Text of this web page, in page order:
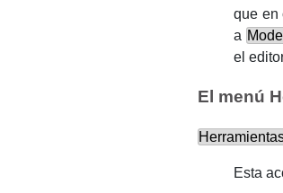
que en
a
el
El menú
Esta